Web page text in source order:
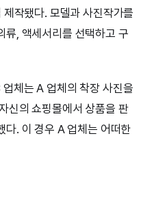
작됐다. 모델과 사진작가를
류, 액세서리를 선택하고 구
체는 A 업체의 착장 사진을
신의 쇼핑몰에서 상품을 판
다. 이 경우 A 업체는 어떠한